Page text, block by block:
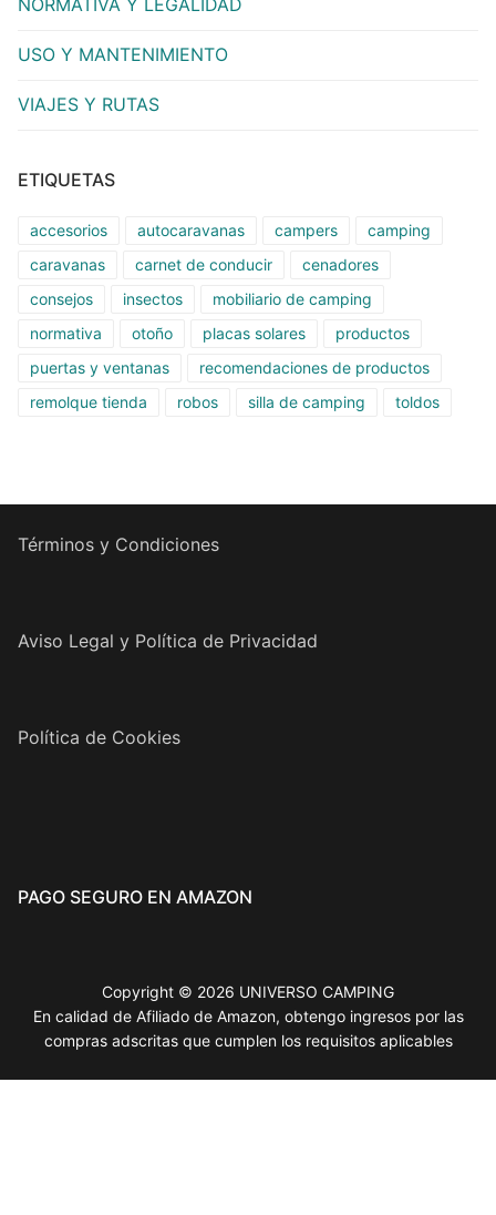
NORMATIVA Y LEGALIDAD
USO Y MANTENIMIENTO
VIAJES Y RUTAS
ETIQUETAS
accesorios autocaravanas campers
camping
caravanas
carnet de conducir
cenadores
consejos
insectos
mobiliario de camping
normativa
otoño placas solares
productos
puertas y ventanas
recomendaciones de productos
remolque tienda
robos silla de camping toldos
Términos y Condiciones
Aviso Legal y Política de Privacidad
Política de Cookies
PAGO SEGURO EN AMAZON
Copyright © 2026 UNIVERSO CAMPING
En calidad de Afiliado de Amazon, obtengo ingresos por las
compras adscritas que cumplen los requisitos aplicables